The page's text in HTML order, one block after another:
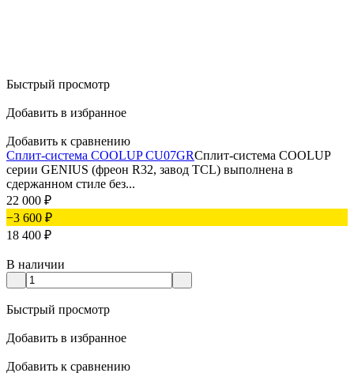
Быстрый просмотр
Добавить в избранное
Добавить к сравнению
Сплит-система COOLUP CU07GRСплит-система COOLUP
серии GENIUS (фреон R32, завод TCL) выполнена в
сдержанном стиле без...
22 000 ₽
−3 600 ₽
18 400 ₽
В наличии
Быстрый просмотр
Добавить в избранное
Добавить к сравнению